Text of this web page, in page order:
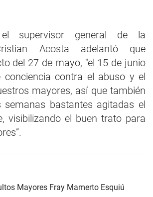
supervisor general de la
Acosta adelantó que
del 27 de mayo, "el 15 de junio
contra el abuso y el
mayores, así que también
semanas bastantes agitadas el
visibilizando el buen trato para
Mayores Fray Mamerto Esquiú